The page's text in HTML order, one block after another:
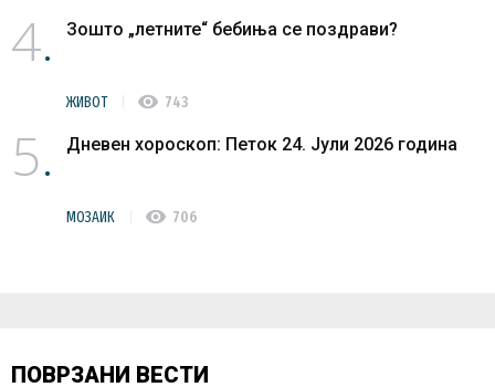
4 Зошто „летните“ бебиња се поздрави?
ЖИВОТ visibility 743
5 Дневен хороскоп: Петок 24. Јули 2026 година
МОЗАИК visibility 706
ПОВРЗАНИ ВЕСТИ